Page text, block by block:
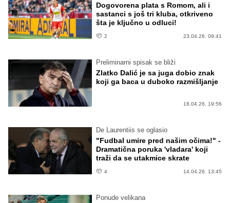
Dogovorena plata s Romom, ali i
sastanci s još tri kluba, otkriveno
šta je ključno u odluci!
2 23.04.26. 09:41
Preliminarni spisak se bliži
Zlatko Dalić je sa juga dobio znak
koji ga baca u duboko razmišljanje
18.04.26. 19:56
De Laurentiis se oglasio
"Fudbal umire pred našim očima!" -
Dramatična poruka 'vladara' koji
traži da se utakmice skrate
4 14.04.26. 13:45
Ponude velikana